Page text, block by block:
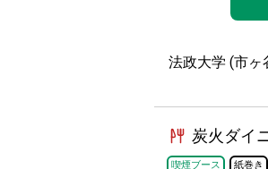
法政大学 (市ヶ
炭火ダイ
喫煙ブース 紙巻き